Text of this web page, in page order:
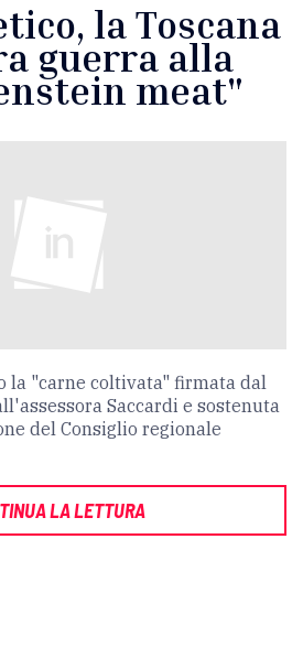
la Toscana
guerra alla
meat"
la "carne coltivata" firmata dal
Saccardi e sostenuta
del Consiglio regionale
LA LETTURA